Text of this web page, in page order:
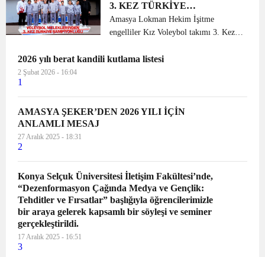
3. KEZ TÜRKİYE
ŞAMPİYONLUĞU
Amasya Lokman Hekim İşitme
engelliler Kız Voleybol takımı 3. Kez
Lokman Hekim İşitme engelliler Kız
2026 yılı berat kandili kutlama listesi
2 Şubat 2026 - 16:04
1
AMASYA ŞEKER’DEN 2026 YILI İÇİN
ANLAMLI MESAJ
27 Aralık 2025 - 18:31
2
Konya Selçuk Üniversitesi İletişim Fakültesi’nde,
“Dezenformasyon Çağında Medya ve Gençlik:
Tehditler ve Fırsatlar” başlığıyla öğrencilerimizle
bir araya gelerek kapsamlı bir söyleşi ve seminer
gerçekleştirildi.
17 Aralık 2025 - 16:51
3